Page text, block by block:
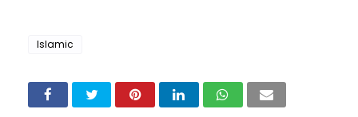
Islamic